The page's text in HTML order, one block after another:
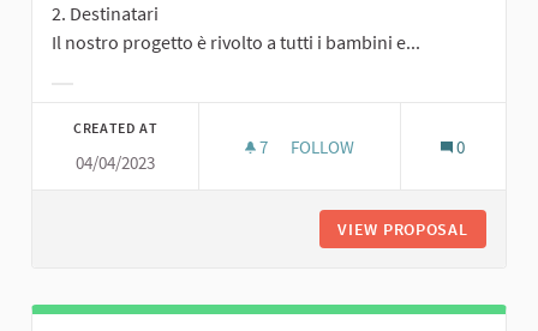
2. Destinatari
Il nostro progetto è rivolto a tutti i bambini e...
CREATED AT
04/04/2023
7 7 FOLLOWERS
FOLLOW 0
VIEW PROPOSAL